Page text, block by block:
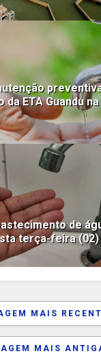
ETA Guandu
de
terça-feira (02)
MAIS
MAIS